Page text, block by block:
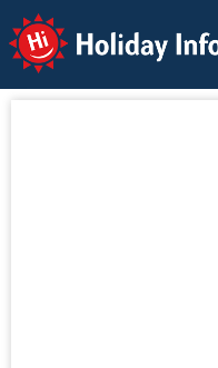
Holiday Info